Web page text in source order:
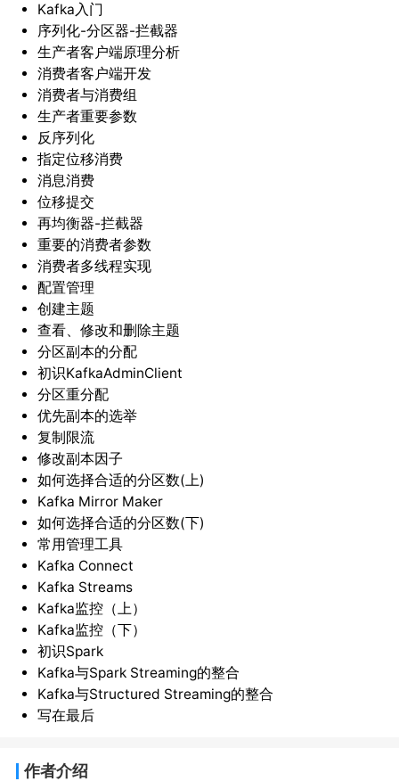
Kafka入门
序列化-分区器-拦截器
生产者客户端原理分析
消费者客户端开发
消费者与消费组
生产者重要参数
反序列化
指定位移消费
消息消费
位移提交
再均衡器-拦截器
重要的消费者参数
消费者多线程实现
配置管理
创建主题
查看、修改和删除主题
分区副本的分配
初识KafkaAdminClient
分区重分配
优先副本的选举
复制限流
修改副本因子
如何选择合适的分区数(上)
Kafka Mirror Maker
如何选择合适的分区数(下)
常用管理工具
Kafka Connect
Kafka Streams
Kafka监控（上）
Kafka监控（下）
初识Spark
Kafka与Spark Streaming的整合
Kafka与Structured Streaming的整合
写在最后
作者介绍